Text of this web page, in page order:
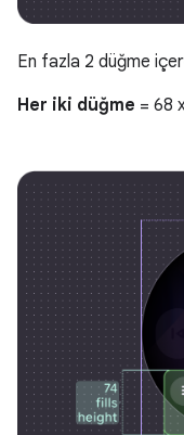
En fazla 2 düğme
Her iki düğme = 68